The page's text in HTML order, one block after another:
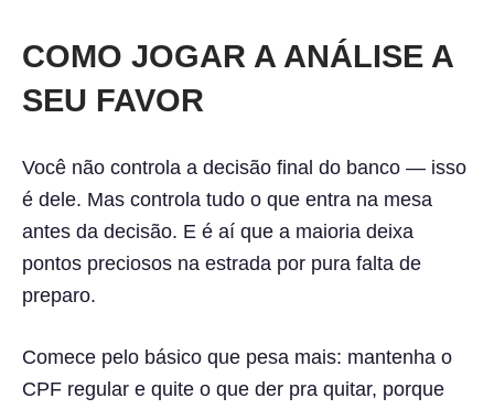
COMO JOGAR A ANÁLISE A
SEU FAVOR
Você não controla a decisão final do banco — isso
é dele. Mas controla tudo o que entra na mesa
antes da decisão. E é aí que a maioria deixa
pontos preciosos na estrada por pura falta de
preparo.
Comece pelo básico que pesa mais: mantenha o
CPF regular e quite o que der pra quitar, porque